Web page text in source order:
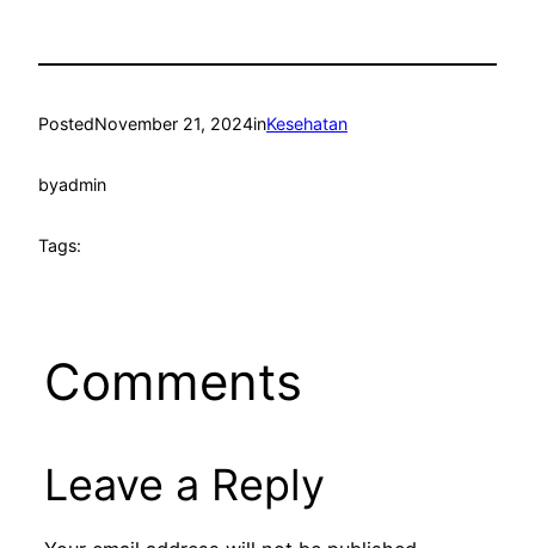
PostedNovember 21, 2024inKesehatan
byadmin
Tags:
Comments
Leave a Reply